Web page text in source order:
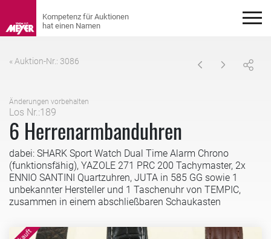
« Auktion-Nr.: 3086
Änderungen vorbehalten
Los Nr.:189
6 Herrenarmbanduhren
dabei: SHARK Sport Watch Dual Time Alarm Chrono
(funktionsfähig), YAZOLE 271 PRC 200 Tachymaster, 2x
ENNIO SANTINI Quartzuhren, JUTA in 585 GG sowie 1
unbekannter Hersteller und 1 Taschenuhr von TEMPIC,
zusammen in einem abschließbaren Schaukasten